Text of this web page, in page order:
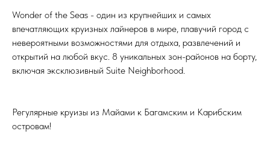
Wonder of the Seas - один из крупнейших и самых
впечатляющих круизных лайнеров в мире, плавучий город с
невероятными возможностями для отдыха, развлечений и
открытий на любой вкус. 8 уникальных зон-районов на борту,
включая эксклюзивный Suite Neighborhood.
Регулярные круизы из Майами к Багамским и Карибским
островам!